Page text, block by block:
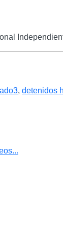
, detenidos